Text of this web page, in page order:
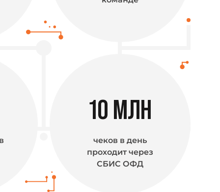
10 МЛН
чеков в день
проходит через
СБИС ОФД